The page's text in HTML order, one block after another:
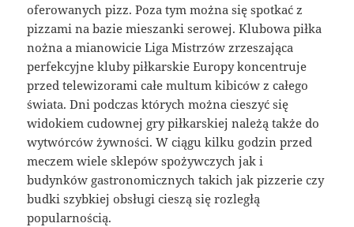
oferowanych pizz. Poza tym można się spotkać z
pizzami na bazie mieszanki serowej. Klubowa piłka
nożna a mianowicie Liga Mistrzów zrzeszająca
perfekcyjne kluby piłkarskie Europy koncentruje
przed telewizorami całe multum kibiców z całego
świata. Dni podczas których można cieszyć się
widokiem cudownej gry piłkarskiej należą także do
wytwórców żywności. W ciągu kilku godzin przed
meczem wiele sklepów spożywczych jak i
budynków gastronomicznych takich jak pizzerie czy
budki szybkiej obsługi cieszą się rozległą
popularnością.